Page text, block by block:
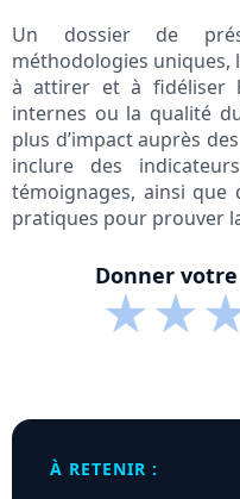
Un dossier de
méthodologies uniques,
à attirer et à fidéliser
internes ou la qualité
plus d’impact auprès
inclure des
témoignages, ainsi que
pratiques pour prouver
Donner
★★
À RETENIR :